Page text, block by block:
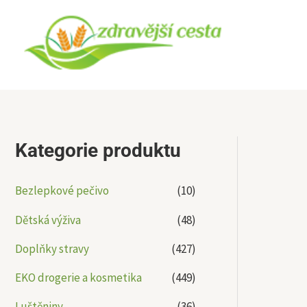
obsah
Kategorie produktu
Bezlepkové pečivo
(10)
Dětská výživa
(48)
Doplňky stravy
(427)
EKO drogerie a kosmetika
(449)